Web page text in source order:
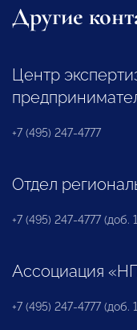
Другие
Центр
+7 (495) 247-4777
Отдел
+7 (495) 247-4777 (доб.
Ассоциация
+7 (495) 247-4777 (доб.